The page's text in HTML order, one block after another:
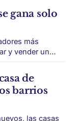
de una
gana solo
más
y vender un
solo de
de
barrios
las casas